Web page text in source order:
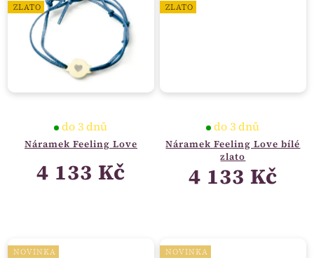
ZLATO
Náramek Feeling Love
do 3 dnů
4 133 Kč
ZLATO
Náramek Feeling Love bílé
zlato
do 3 dnů
4 133 Kč
NOVINKA
NOVINKA